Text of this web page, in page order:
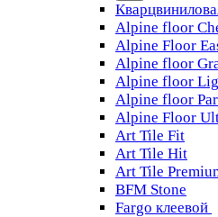
Alpine floor
Alpine Floor
Alpine floor
Alpine floor
Alpine floor
Alpine Floor
Art Tile Fit
Art Tile Hit
Art Tile
BFM Stone
Fargo клеевой